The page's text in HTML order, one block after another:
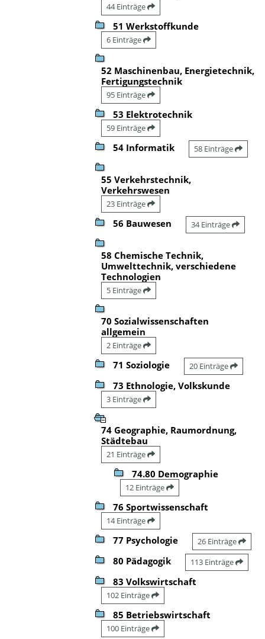
44 Einträge
51 Werkstoffkunde
6 Einträge
52 Maschinenbau, Energietechnik,
Fertigungstechnik
95 Einträge
53 Elektrotechnik
59 Einträge
54 Informatik 58 Einträge
55 Verkehrstechnik,
Verkehrswesen
23 Einträge
56 Bauwesen 34 Einträge
58 Chemische Technik,
Umwelttechnik, verschiedene
Technologien
5 Einträge
70 Sozialwissenschaften
allgemein
2 Einträge
71 Soziologie 20 Einträge
73 Ethnologie, Volkskunde
3 Einträge
74 Geographie, Raumordnung,
Städtebau
21 Einträge
74.80 Demographie
12 Einträge
76 Sportwissenschaft
14 Einträge
77 Psychologie 26 Einträge
80 Pädagogik 113 Einträge
83 Volkswirtschaft
102 Einträge
85 Betriebswirtschaft
100 Einträge